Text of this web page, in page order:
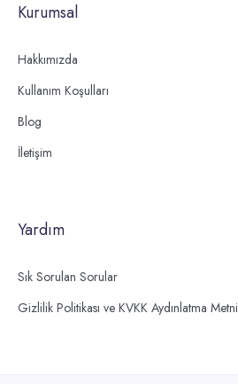
Kurumsal
Hakkımızda
Kullanım Koşulları
Blog
İletişim
Yardım
Sık Sorulan Sorular
Gizlilik Politikası ve KVKK Aydınlatma Metni